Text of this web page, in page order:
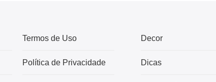
Termos de Uso
Política de Privacidade
Decor
Dicas